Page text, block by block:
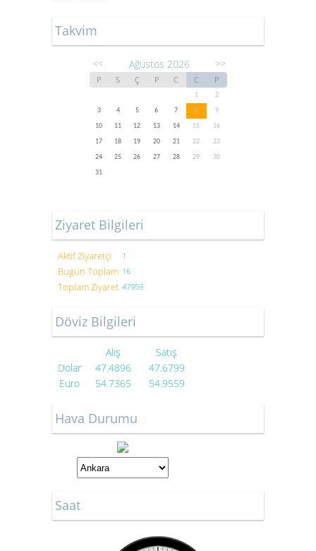
Takvim
<< Ağustos 2026 >>
P S Ç P C C P
1
2
3
4 5 6 7 8
9
10
11 12 13 14 15
16
17
18 19 20 21 22
23
24
25 26 27 28 29
30
31
Ziyaret Bilgileri
Aktif Ziyaretçi 1
Bugün Toplam 16
Toplam Ziyaret 47959
Döviz Bilgileri
Alış
Satış
Dolar
47.4896
47.6799
Euro
54.7365 54.9559
Hava Durumu
Saat